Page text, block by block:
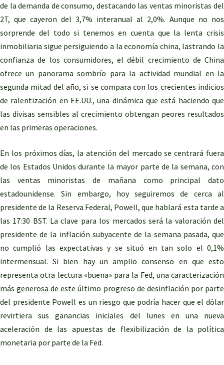
de la demanda de consumo, destacando las ventas minoristas del
2T, que cayeron del 3,7% interanual al 2,0%. Aunque no nos
sorprende del todo si tenemos en cuenta que la lenta crisis
inmobiliaria sigue persiguiendo a la economía china, lastrando la
confianza de los consumidores, el débil crecimiento de China
ofrece un panorama sombrío para la actividad mundial en la
segunda mitad del año, si se compara con los crecientes indicios
de ralentización en EE.UU., una dinámica que está haciendo que
las divisas sensibles al crecimiento obtengan peores resultados
en las primeras operaciones.
En los próximos días, la atención del mercado se centrará fuera
de los Estados Unidos durante la mayor parte de la semana, con
las ventas minoristas de mañana como principal dato
estadounidense. Sin embargo, hoy seguiremos de cerca al
presidente de la Reserva Federal, Powell, que hablará esta tarde a
las 17:30 BST. La clave para los mercados será la valoración del
presidente de la inflación subyacente de la semana pasada, que
no cumplió las expectativas y se situó en tan solo el 0,1%
intermensual. Si bien hay un amplio consenso en que esto
representa otra lectura «buena» para la Fed, una caracterización
más generosa de este último progreso de desinflación por parte
del presidente Powell es un riesgo que podría hacer que el dólar
revirtiera sus ganancias iniciales del lunes en una nueva
aceleración de las apuestas de flexibilización de la política
monetaria por parte de la Fed.